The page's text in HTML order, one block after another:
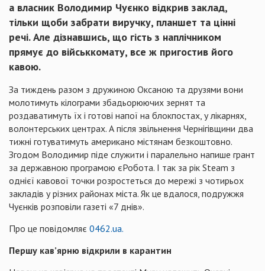
а власник Володимир Чуєнко відкрив заклад,
тільки щоби забрати виручку, планшет та цінні
речі. Але дізнавшись, що гість з наплічником
прямує до військкомату, все ж пригостив його
кавою.
За тиждень разом з дружиною Оксаною та друзями вони
молотимуть кілограми збадьорюючих зернят та
роздаватимуть їх і готові напої на блокпостах, у лікарнях,
волонтерських центрах. А після звільнення Чернігівщини два
тижні готуватимуть американо містянам безкоштовно.
Згодом Володимир піде служити і паралельно напише грант
за державною програмою єРобота. І так за рік Steam з
однієї кавової точки розростеться до мережі з чотирьох
закладів у різних районах міста. Як це вдалося, подружжя
Чуєнків розповіли газеті «7 днів».
Про це повідомляє 0462.ua.
Першу кав’ярню відкрили в карантин